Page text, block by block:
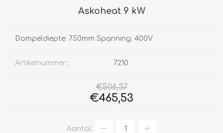
Askoheat 9 kW
Dompeldiepte: 750mm Spanning: 400V
Artikelnummer:: 7210
€506,37
€465,53
Aantal: